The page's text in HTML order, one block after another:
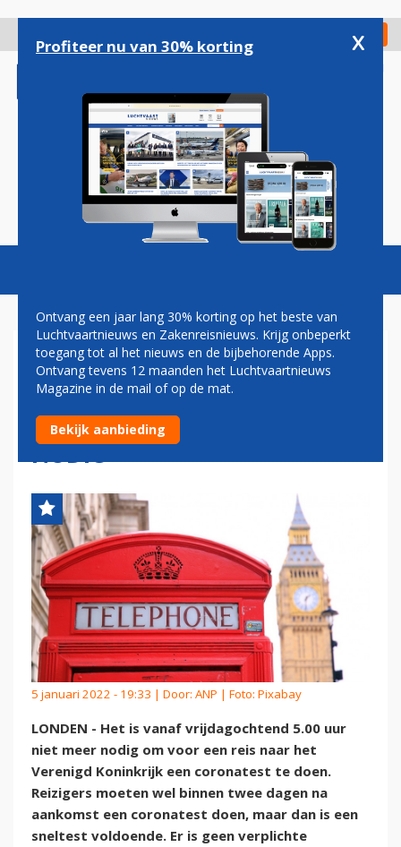
gaan
Check in
Magazine Podcasts Vacatures
TESTEN VÓÓR REIS NAAR
VERENIGD KONINKRIJK
VANAF VRIJDAG NIET MEER
NODIG
5 januari 2022 - 19:33 | Door: ANP | Foto: Pixabay
LONDEN - Het is vanaf vrijdagochtend 5.00 uur
niet meer nodig om voor een reis naar het
Verenigd Koninkrijk een coronatest te doen.
Reizigers moeten wel binnen twee dagen na
aankomst een coronatest doen, maar dan is een
sneltest voldoende. Er is geen verplichte
Profiteer nu van 30% korting x
Ontvang een jaar lang 30% korting op het beste van
Luchtvaartnieuws en Zakenreisnieuws. Krijg onbeperkt
toegang tot al het nieuws en de bijbehorende Apps.
Ontvang tevens 12 maanden het Luchtvaartnieuws
Magazine in de mail of op de mat.
Bekijk aanbieding